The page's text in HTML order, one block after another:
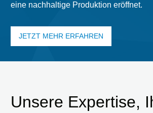
eine nachhaltige Produktion eröffnet.
JETZT MEHR ERFAHREN
Unsere Expertise,